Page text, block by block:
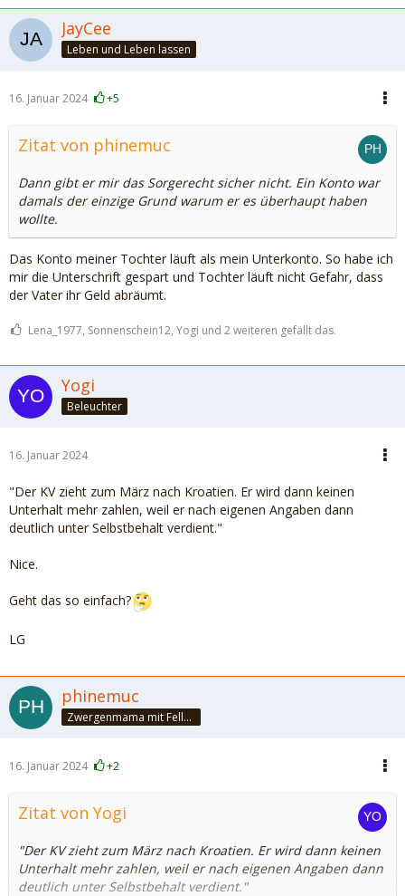
JayCee
Leben und Leben lassen
16. Januar 2024 +5
Zitat von phinemuc
Dann gibt er mir das Sorgerecht sicher nicht. Ein Konto war
damals der einzige Grund warum er es überhaupt haben
wollte.
Das Konto meiner Tochter läuft als mein Unterkonto. So habe ich
mir die Unterschrift gespart und Tochter läuft nicht Gefahr, dass
der Vater ihr Geld abräumt.
Lena_1977, Sonnenschein12, Yogi und 2 weiteren gefällt das.
Yogi
Beleuchter
16. Januar 2024
"Der KV zieht zum März nach Kroatien. Er wird dann keinen
Unterhalt mehr zahlen, weil er nach eigenen Angaben dann
deutlich unter Selbstbehalt verdient."
Nice.
Geht das so einfach?
LG
phinemuc
Zwergenmama mit Fellnasen
16. Januar 2024 +2
Zitat von Yogi
"Der KV zieht zum März nach Kroatien. Er wird dann keinen
Unterhalt mehr zahlen, weil er nach eigenen Angaben dann
deutlich unter Selbstbehalt verdient."